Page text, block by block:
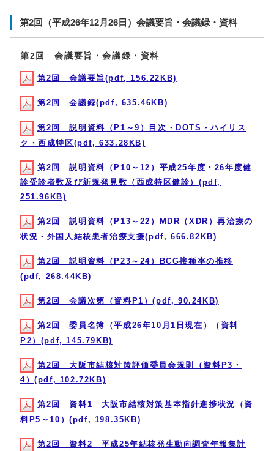
第2回（平成26年12月26日）会議要旨・会議録・資料
第2回 会議要旨・会議録・資料
第2回 会議要旨(pdf, 156.22KB)
第2回 会議録(pdf, 635.46KB)
第2回 説明資料（P1～9）目次・DOTS・ハイリス
ク・西成特区(pdf, 633.28KB)
第2回 説明資料（P10～12）平成25年度・26年度健
診受診者数及び新規発見数（西成特区健診）(pdf,
251.96KB)
第2回 説明資料（P13～22）MDR（XDR）再治療の
状況・外国人結核患者治療支援(pdf, 666.82KB)
第2回 説明資料（P23～24）BCG接種率の推移
(pdf, 268.44KB)
第2回 会議次第（資料P1）(pdf, 90.24KB)
第2回 委員名簿（平成26年10月1日現在）（資料
P2）(pdf, 145.79KB)
第2回 大阪市結核対策評価委員会規則（資料P3・
4）(pdf, 102.72KB)
第2回 資料1 大阪市結核対策基本指針進捗状況（資
料P5～10）(pdf, 198.35KB)
第2回 資料2 平成25年結核発生動向調査年報集計